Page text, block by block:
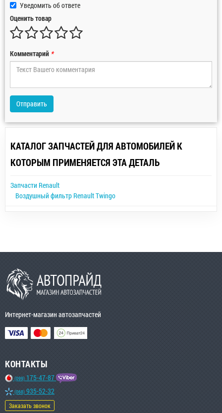
Уведомить об ответе
Оценить товар
Комментарий *
Отправить
КАТАЛОГ ЗАПЧАСТЕЙ ДЛЯ АВТОМОБИЛЕЙ К
КОТОРЫМ ПРИМЕНЯЕТСЯ ЭТА ДЕТАЛЬ
Запчасти Renault
Воздушный фильтр Renault Twingo
Интернет-магазин автозапчастей
КОНТАКТЫ
(099) 175-47-87
(068) 935-52-32
Заказать звонок